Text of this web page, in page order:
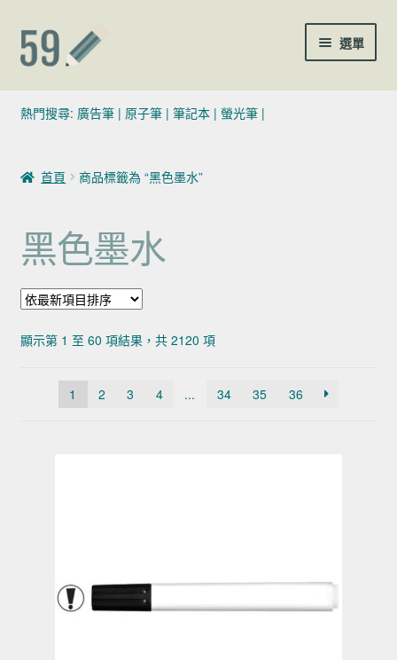
跳至導覽列
跳至主要內容 選單
(02)7729-4140
聯絡我們
熱門搜尋: 廣告筆| 原子筆| 筆記本| 螢光筆|
首頁 商品標籤為 “黑色墨水”
黑色墨水
顯示第 1 至 60 項結果，共 2120 項依最新項目排序
1 2 3 4 ... 34 35 36